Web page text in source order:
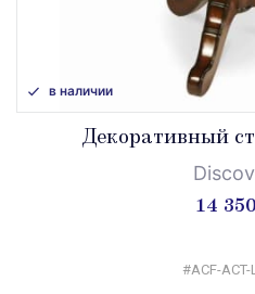
в наличии
Декоративный
14
#ACF-ACT-